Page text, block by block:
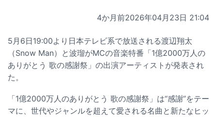
4か月前2026年04月23日 21:04
5月6日19:00より日本テレビ系で放送される渡辺翔太
（Snow Man）と波瑠がMCの音楽特番「1億2000万人の
ありがとう 歌の感謝祭」の出演アーティストが発表され
た。
「1億2000万人のありがとう 歌の感謝祭」は“感謝”をテー
マに、世代やジャンルを超えて愛される名曲と新たなヒッ